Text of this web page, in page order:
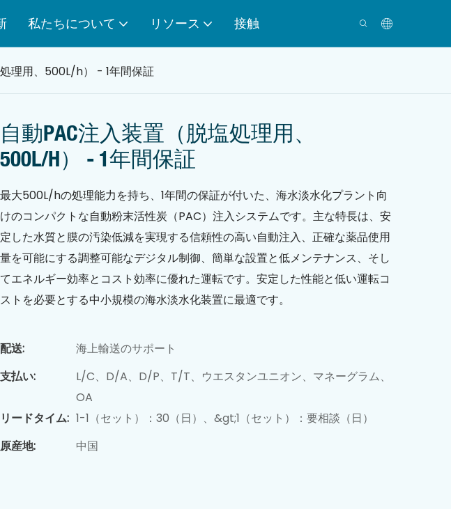
私たちについて リソース 接触
理用、500L/h） - 1年間保証
自動PAC注入装置（脱塩処理用、
500L/h） - 1年間保証
最大500L/hの処理能力を持ち、1年間の保証が付いた、海水淡水化プラント向
けのコンパクトな自動粉末活性炭（PAC）注入システムです。主な特長は、安
定した水質と膜の汚染低減を実現する信頼性の高い自動注入、正確な薬品使用
量を可能にする調整可能なデジタル制御、簡単な設置と低メンテナンス、そし
てエネルギー効率とコスト効率に優れた運転です。安定した性能と低い運転コ
ストを必要とする中小規模の海水淡水化装置に最適です。
配送:
海上輸送のサポート
支払い:
L/C、D/A、D/P、T/T、ウエスタンユニオン、マネーグラム、
OA
リードタイム: 1-1（セット）：30（日）、&gt;1（セット）：要相談（日）
原産地:
中国